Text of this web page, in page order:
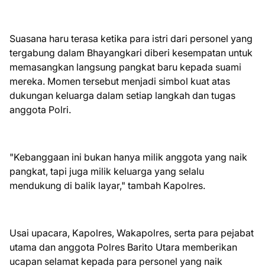
Suasana haru terasa ketika para istri dari personel yang
tergabung dalam Bhayangkari diberi kesempatan untuk
memasangkan langsung pangkat baru kepada suami
mereka. Momen tersebut menjadi simbol kuat atas
dukungan keluarga dalam setiap langkah dan tugas
anggota Polri.
"Kebanggaan ini bukan hanya milik anggota yang naik
pangkat, tapi juga milik keluarga yang selalu
mendukung di balik layar," tambah Kapolres.
Usai upacara, Kapolres, Wakapolres, serta para pejabat
utama dan anggota Polres Barito Utara memberikan
ucapan selamat kepada para personel yang naik